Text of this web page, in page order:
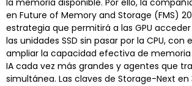
la memoria disponible. Por ello, la
en Future of Memory and Storage (FMS)
estrategia que permitirá a las GPU
las unidades SSD sin pasar por la CPU, con
ampliar la capacidad efectiva de
IA cada vez más grandes y agentes que
simultánea. Las claves de Storage-Next en